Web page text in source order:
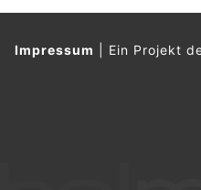
Impressum Ein Projekt